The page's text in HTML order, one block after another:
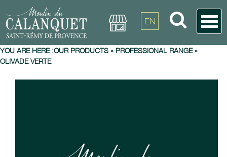
EN
YOU ARE HERE :OUR PRODUCTS » PROFESSIONAL RANGE»
OLIVADE VERTE